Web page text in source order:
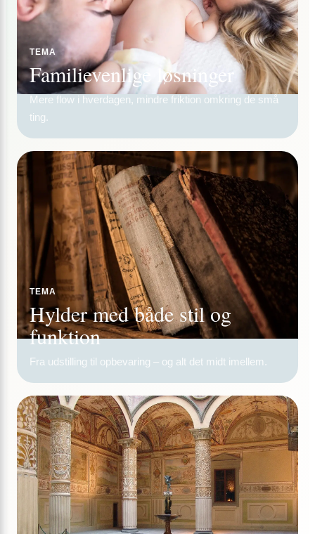
TEMA
Familievenlige løsninger
Mere flow i hverdagen, mindre friktion omkring de små
ting.
TEMA
Hylder med både stil og
funktion
Fra udstilling til opbevaring – og alt det midt imellem.